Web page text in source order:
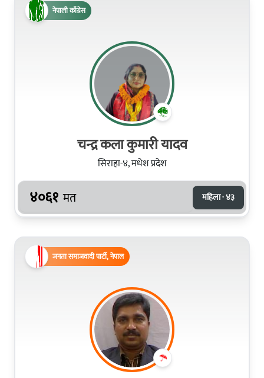
नेपाली काँग्रेस
चन्द्र कला कुमारी यादव
सिराहा-४, मधेश प्रदेश
४०६१ मत महिला · ४३
जनता समाजवादी पार्टी, नेपाल